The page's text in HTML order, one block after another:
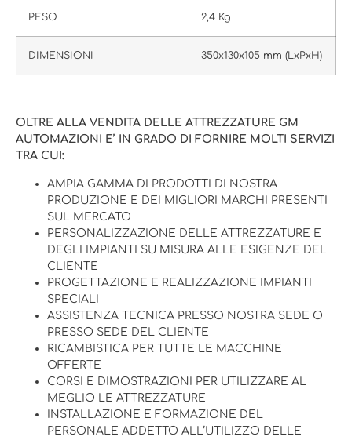
PESO 2,4 Kg
DIMENSIONI 350x130x105 mm (LxPxH)
OLTRE ALLA VENDITA DELLE ATTREZZATURE GM
AUTOMAZIONI E’ IN GRADO DI FORNIRE MOLTI SERVIZI
TRA CUI:
AMPIA GAMMA DI PRODOTTI DI NOSTRA
PRODUZIONE E DEI MIGLIORI MARCHI PRESENTI
SUL MERCATO
PERSONALIZZAZIONE DELLE ATTREZZATURE E
DEGLI IMPIANTI SU MISURA ALLE ESIGENZE DEL
CLIENTE
PROGETTAZIONE E REALIZZAZIONE IMPIANTI
SPECIALI
ASSISTENZA TECNICA PRESSO NOSTRA SEDE O
PRESSO SEDE DEL CLIENTE
RICAMBISTICA PER TUTTE LE MACCHINE
OFFERTE
CORSI E DIMOSTRAZIONI PER UTILIZZARE AL
MEGLIO LE ATTREZZATURE
INSTALLAZIONE E FORMAZIONE DEL
PERSONALE ADDETTO ALL’UTILIZZO DELLE